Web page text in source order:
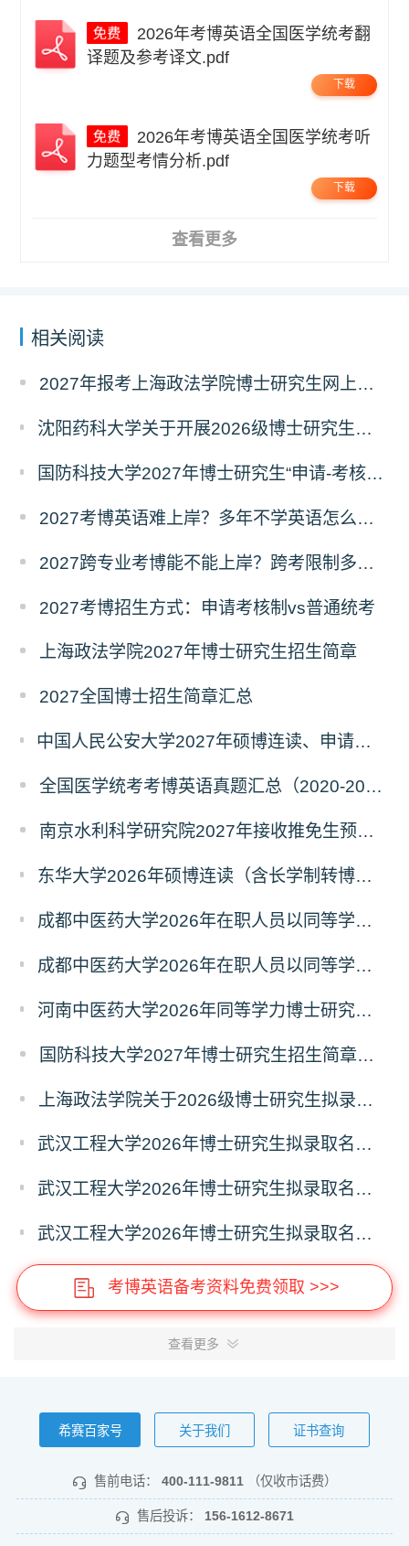
译题及参考译文.pdf
下载
力题型考情分析.pdf
下载
查看更多
相关阅读
2027年报考上海政法学院博士研究生网上报名公告
沈阳药科大学关于开展2026级博士研究生录取后信息采集及档案调取等相关工作的通知
国防科技大学2027年博士研究生“申请-考核”制招生专业基础笔试考试大纲
2027考博英语难上岸？多年不学英语怎么备考？
2027跨专业考博能不能上岸？跨考限制多不多？
2027考博招生方式：申请考核制vs普通统考
上海政法学院2027年博士研究生招生简章
2027全国博士招生简章汇总
中国人民公安大学2027年硕博连读、申请考核、本科直博博士研究生招生报名事宜的通知
全国医学统考考博英语真题汇总（2020-2026年）
南京水利科学研究院2027年接收推免生预报名公告
东华大学2026年硕博连读（含长学制转博）博士研究生拟录取名单公示
成都中医药大学2026年在职人员以同等学力申请中西医结合博士学术学位招生章程
成都中医药大学2026年在职人员以同等学力申请中医博士专业学位招生章程
河南中医药大学2026年同等学力博士研究生招生拟进入复试人员名单公示
国防科技大学2027年博士研究生招生简章（预发版）
上海政法学院关于2026级博士研究生拟录取后续相关事宜的通知
武汉工程大学2026年博士研究生拟录取名单公示（普通招考）（第四批）
武汉工程大学2026年博士研究生拟录取名单公示（普通招考）（第五批）
武汉工程大学2026年博士研究生拟录取名单公示（普通招考）（第六批）
考博英语备考资料免费领取 >>>
查看更多
希赛百家号 关于我们 证书查询
售前电话： 400-111-9811 （仅收市话费）
售后投诉： 156-1612-8671